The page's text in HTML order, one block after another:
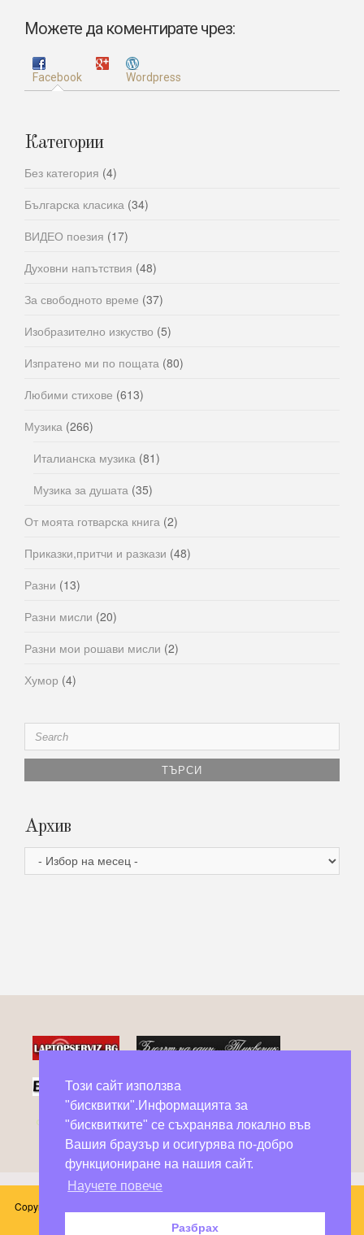
Можете да коментирате чрез:
Facebook Wordpress
Категории
Без категория (4)
Българска класика (34)
ВИДЕО поезия (17)
Духовни напътствия (48)
За свободното време (37)
Изобразително изкуство (5)
Изпратено ми по пощата (80)
Любими стихове (613)
Музика (266)
Италианска музика (81)
Музика за душата (35)
От моята готварска книга (2)
Приказки,притчи и разкази (48)
Разни (13)
Разни мисли (20)
Разни мои рошави мисли (2)
Хумор (4)
Search
for:
Архив
Архив
Фейсбук групи в помощ на бездомни животни
Copyright © 2026 Блог Слънчоглед. Всички произведения, публикувани в
този сайт принадлежат на техните автори.
Този сайт използва
"бисквитки".Информацията за
"бисквитките" се съхранява локално във
Вашия браузър и осигурява по-добро
функциониране на нашия сайт.
Научете повече
Разбрах